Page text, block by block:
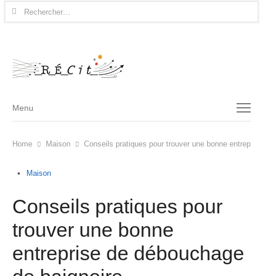
Rechercher :
Menu
Menu
Home Maison Conseils pratiques pour trouver une bonne
Maison
Conseils pratiques pour
trouver une bonne
entreprise de débouchage